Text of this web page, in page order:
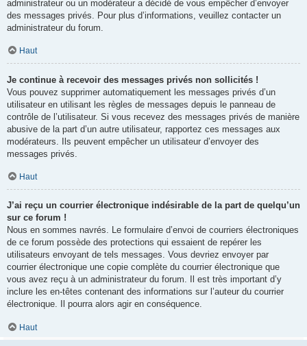
administrateur ou un modérateur a décidé de vous empêcher d’envoyer
des messages privés. Pour plus d’informations, veuillez contacter un
administrateur du forum.
Haut
Je continue à recevoir des messages privés non sollicités !
Vous pouvez supprimer automatiquement les messages privés d’un
utilisateur en utilisant les règles de messages depuis le panneau de
contrôle de l’utilisateur. Si vous recevez des messages privés de manière
abusive de la part d’un autre utilisateur, rapportez ces messages aux
modérateurs. Ils peuvent empêcher un utilisateur d’envoyer des
messages privés.
Haut
J’ai reçu un courrier électronique indésirable de la part de quelqu’un
sur ce forum !
Nous en sommes navrés. Le formulaire d’envoi de courriers électroniques
de ce forum possède des protections qui essaient de repérer les
utilisateurs envoyant de tels messages. Vous devriez envoyer par
courrier électronique une copie complète du courrier électronique que
vous avez reçu à un administrateur du forum. Il est très important d’y
inclure les en-têtes contenant des informations sur l’auteur du courrier
électronique. Il pourra alors agir en conséquence.
Haut